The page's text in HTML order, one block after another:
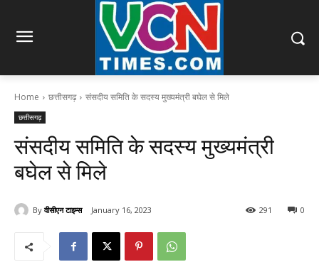
Home छत्तीसगढ़ संसदीय समिति के सदस्य मुख्यमंत्री बघेल से मिले
छत्तीसगढ़
संसदीय समिति के सदस्य मुख्यमंत्री
बघेल से मिले
By वीसीएन टाइम्स January 16, 2023 0
291